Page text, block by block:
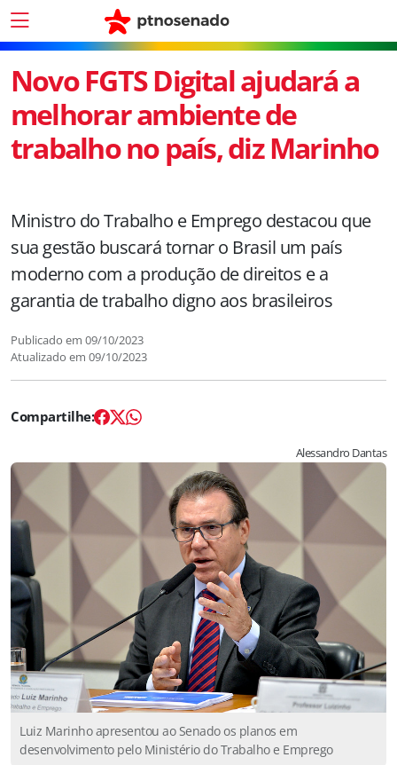
Novo FGTS Digital ajudará a
melhorar ambiente de
trabalho no país, diz Marinho
Ministro do Trabalho e Emprego destacou que
sua gestão buscará tornar o Brasil um país
moderno com a produção de direitos e a
garantia de trabalho digno aos brasileiros
Publicado em 09/10/2023
Atualizado em 09/10/2023
Alessandro Dantas
Luiz Marinho apresentou ao Senado os planos em
desenvolvimento pelo Ministério do Trabalho e Emprego